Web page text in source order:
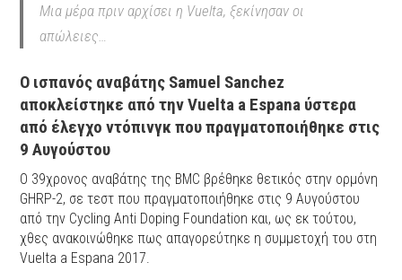
Μια μέρα πριν αρχίσει η Vuelta, ξεκίνησαν οι
απώλειες…
Ο ισπανός αναβάτης Samuel Sanchez
αποκλείστηκε από την Vuelta a Espana ύστερα
από έλεγχο ντόπινγκ που πραγματοποιήθηκε στις
9 Αυγούστου
Ο 39χρονος αναβάτης της BMC βρέθηκε θετικός στην ορμόνη
GHRP-2, σε τεστ που πραγματοποιήθηκε στις 9 Αυγούστου
από την Cycling Anti Doping Foundation και, ως εκ τούτου,
χθες ανακοινώθηκε πως απαγορεύτηκε η συμμετοχή του στη
Vuelta a Espana 2017.